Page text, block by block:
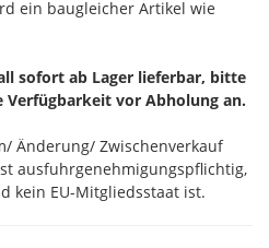
ein baugleicher Artikel wie
sofort ab Lager lieferbar, bitte
Verfügbarkeit vor Abholung an.
Änderung/ Zwischenverkauf
ausfuhrgenehmigungspflichtig,
kein EU-Mitgliedsstaat ist.